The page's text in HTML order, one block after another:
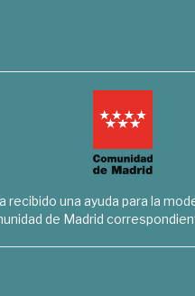
recibido una ayuda para la
de Madrid